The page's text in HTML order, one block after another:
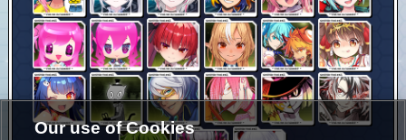
Our use of Cookies